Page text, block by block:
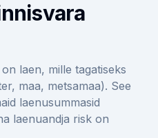
laen, mille tagatiseks
maa, metsamaa). See
laenusummasid
laenuandja risk on